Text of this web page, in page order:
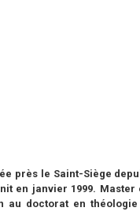
près le Saint-Siège
en janvier 1999.
au doctorat en